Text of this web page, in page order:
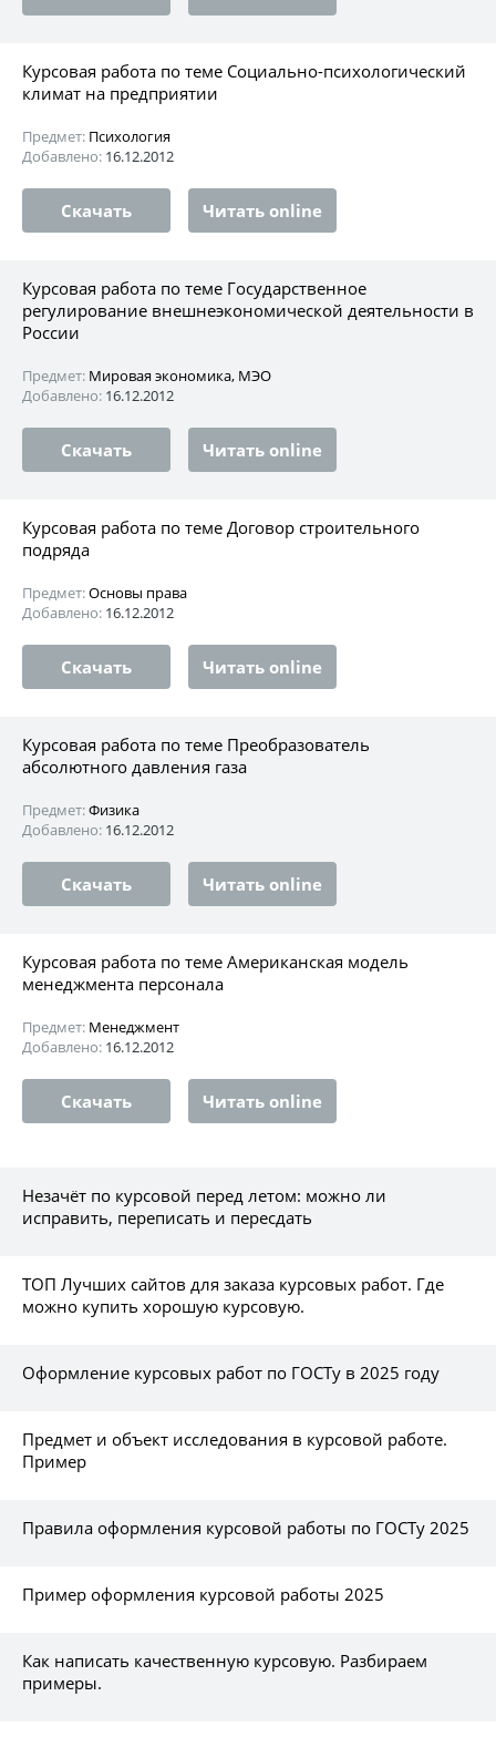
Курсовая работа по теме Социально-психологический
климат на предприятии
Предмет: Психология
Добавлено: 16.12.2012
Скачать Читать online
Курсовая работа по теме Государственное
регулирование внешнеэкономической деятельности в
России
Предмет: Мировая экономика, МЭО
Добавлено: 16.12.2012
Скачать Читать online
Курсовая работа по теме Договор строительного
подряда
Предмет:Основы права
Добавлено: 16.12.2012
Скачать Читать online
Курсовая работа по теме Преобразователь
абсолютного давления газа
Предмет:Физика
Добавлено: 16.12.2012
Скачать Читать online
Курсовая работа по теме Американская модель
менеджмента персонала
Предмет: Менеджмент
Добавлено: 16.12.2012
Скачать Читать online
Незачёт по курсовой перед летом: можно ли
исправить, переписать и пересдать
ТОП Лучших сайтов для заказа курсовых работ. Где
можно купить хорошую курсовую.
Оформление курсовых работ по ГОСТу в 2025 году
Предмет и объект исследования в курсовой работе.
Пример
Правила оформления курсовой работы по ГОСТу 2025
Пример оформления курсовой работы 2025
Как написать качественную курсовую. Разбираем
примеры.